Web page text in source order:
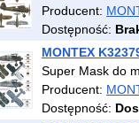
Producent:
Dostępność:
MONTEX
Super Mask do
Producent:
Dostępność: